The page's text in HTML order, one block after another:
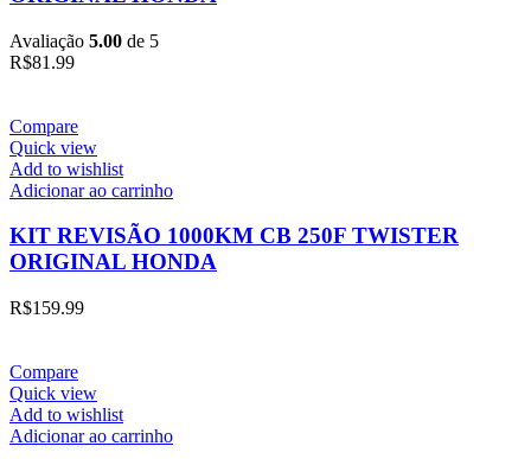
Avaliação 5.00 de 5
R$81.99
Compare
Quick view
Add to wishlist
Adicionar ao carrinho
KIT REVISÃO 1000KM CB 250F TWISTER
ORIGINAL HONDA
R$159.99
Compare
Quick view
Add to wishlist
Adicionar ao carrinho